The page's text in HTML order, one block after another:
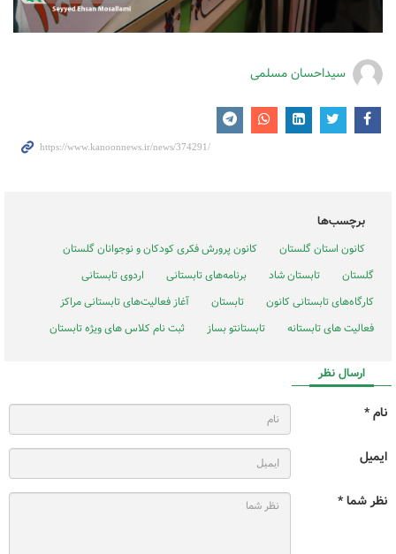
سیداحسان مسلمی
برچسب‌ها
کانون استان گلستان
کانون پرورش فکری کودکان و نوجوانان گلستان
گلستان
تابستان شاد برنامه‌های تابستانی
اردوی تابستانی
کارگاه‌های تابستانی کانون
تابستان
آغاز فعالیت‌های تابستانی مراکز
فعالیت های تابستانه
تابستانتو بساز ثبت نام کلاس های ویژه تابستان
ارسال نظر
نام *
ایمیل
نظر شما *